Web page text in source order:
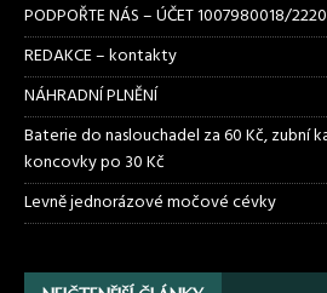
PODPOŘTE NÁS – ÚČET 1007980018/2220
REDAKCE – kontakty
NÁHRADNÍ PLNĚNÍ
Baterie do naslouchadel za 60 Kč, zubní
koncovky po 30 Kč
Levně jednorázové močové cévky